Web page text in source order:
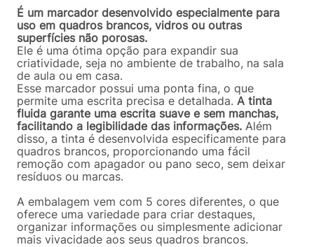
É um marcador desenvolvido especialmente para
uso em quadros brancos, vidros ou outras
superfícies não porosas.
Ele é uma ótima opção para expandir sua
criatividade, seja no ambiente de trabalho, na sala
de aula ou em casa.
Esse marcador possui uma ponta fina, o que
permite uma escrita precisa e detalhada. A tinta
fluida garante uma escrita suave e sem manchas,
facilitando a legibilidade das informações. Além
disso, a tinta é desenvolvida especificamente para
quadros brancos, proporcionando uma fácil
remoção com apagador ou pano seco, sem deixar
resíduos ou marcas.
A embalagem vem com 5 cores diferentes, o que
oferece uma variedade para criar destaques,
organizar informações ou simplesmente adicionar
mais vivacidade aos seus quadros brancos.